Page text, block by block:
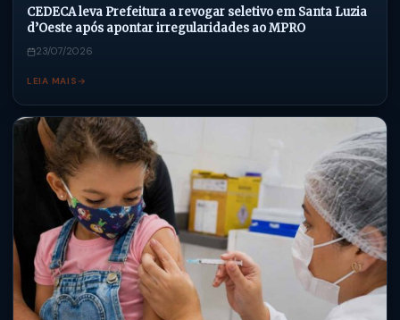
CEDECA leva Prefeitura a revogar seletivo em Santa Luzia
d’Oeste após apontar irregularidades ao MPRO
23/07/2026
LEIA MAIS